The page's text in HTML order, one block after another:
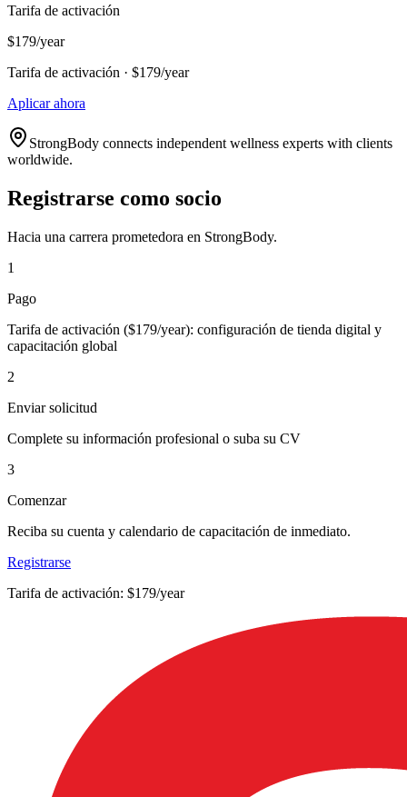
Tarifa de activación
$179/year
Tarifa de activación · $179/year
Aplicar ahora
StrongBody connects independent wellness experts with clients
worldwide.
Registrarse como socio
Hacia una carrera prometedora en StrongBody.
1
Pago
Tarifa de activación ($179/year): configuración de tienda digital y
capacitación global
2
Enviar solicitud
Complete su información profesional o suba su CV
3
Comenzar
Reciba su cuenta y calendario de capacitación de inmediato.
Registrarse
Tarifa de activación: $179/year